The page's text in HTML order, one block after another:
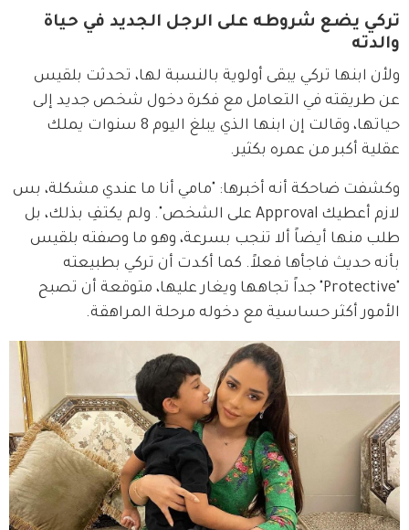
تركي يضع شروطه على الرجل الجديد في حياة
والدته
ولأن ابنها تركي يبقى أولوية بالنسبة لها، تحدثت بلقيس
عن طريقته في التعامل مع فكرة دخول شخص جديد إلى
حياتها، وقالت إن ابنها الذي يبلغ اليوم 8 سنوات يملك
عقلية أكبر من عمره بكثير.
وكشفت ضاحكة أنه أخبرها: "مامي أنا ما عندي مشكلة، بس
لازم أعطيك Approval على الشخص". ولم يكتفِ بذلك، بل
طلب منها أيضاً ألا تنجب بسرعة، وهو ما وصفته بلقيس
بأنه حديث فاجأها فعلاً. كما أكدت أن تركي بطبيعته
"Protective" جداً تجاهها ويغار عليها، متوقعة أن تصبح
الأمور أكثر حساسية مع دخوله مرحلة المراهقة.